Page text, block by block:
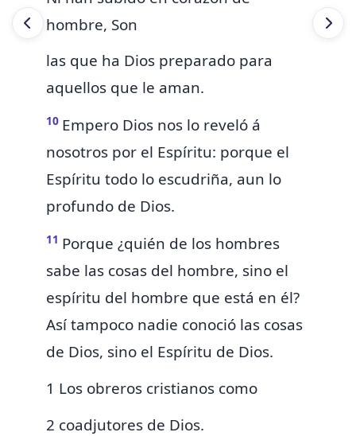
hombre, Son
las que ha Dios preparado para
aquellos que le aman.
10 Empero Dios nos lo reveló á
nosotros por el Espíritu: porque el
Espíritu todo lo escudriña, aun lo
profundo de Dios.
11 Porque ¿quién de los hombres
sabe las cosas del hombre, sino el
espíritu del hombre que está en él?
Así tampoco nadie conoció las cosas
de Dios, sino el Espíritu de Dios.
1 Los obreros cristianos como
2 coadjutores de Dios.